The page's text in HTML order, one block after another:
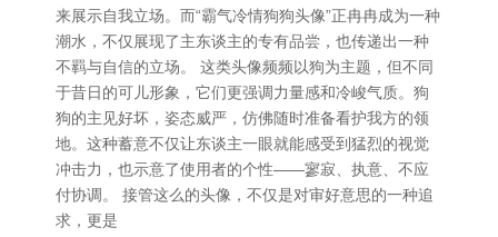
来展示自我立场。而“霸气冷情狗狗头像”正冉冉成为一种
潮水，不仅展现了主东谈主的专有品尝，也传递出一种
不羁与自信的立场。 这类头像频频以狗为主题，但不同
于昔日的可儿形象，它们更强调力量感和冷峻气质。狗
狗的主见好坏，姿态威严，仿佛随时准备看护我方的领
地。这种蓄意不仅让东谈主一眼就能感受到猛烈的视觉
冲击力，也示意了使用者的个性——寥寂、执意、不应
付协调。 接管这么的头像，不仅是对审好意思的一种追
求，更是